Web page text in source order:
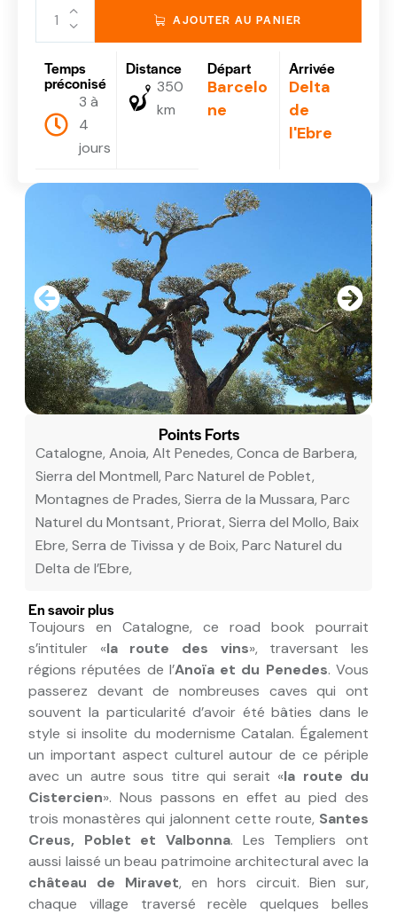
AJOUTER AU PANIER
Temps
préconisé
3 à
4
jours
Distance
350
km
Départ
Barcelo
ne
Arrivée
Delta
de
l'Ebre
Points Forts
Catalogne, Anoia, Alt Penedes, Conca de Barbera,
Sierra del Montmell, Parc Naturel de Poblet,
Montagnes de Prades, Sierra de la Mussara, Parc
Naturel du Montsant, Priorat, Sierra del Mollo, Baix
Ebre, Serra de Tivissa y de Boix, Parc Naturel du
Delta de l’Ebre,
En savoir plus
Toujours en Catalogne, ce road book pourrait
s’intituler «la route des vins», traversant les
régions réputées de l’Anoïa et du Penedes. Vous
passerez devant de nombreuses caves qui ont
souvent la particularité d’avoir été bâties dans le
style si insolite du modernisme Catalan. Également
un important aspect culturel autour de ce périple
avec un autre sous titre qui serait «la route du
Cistercien». Nous passons en effet au pied des
trois monastères qui jalonnent cette route, Santes
Creus, Poblet et Valbonna. Les Templiers ont
aussi laissé un beau patrimoine architectural avec la
château de Miravet, en hors circuit. Bien sur,
chaque village traversé recèle quelques belles